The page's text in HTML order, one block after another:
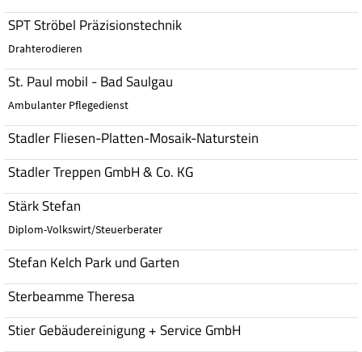
SPT Ströbel Präzisionstechnik
Drahterodieren
St. Paul mobil - Bad Saulgau
Ambulanter Pflegedienst
Stadler Fliesen-Platten-Mosaik-Naturstein
Stadler Treppen GmbH & Co. KG
Stärk Stefan
Diplom-Volkswirt/Steuerberater
Stefan Kelch Park und Garten
Sterbeamme Theresa
Stier Gebäudereinigung + Service GmbH